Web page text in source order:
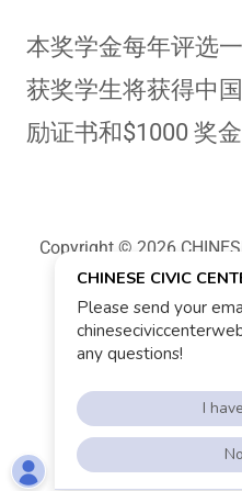
本奖学金每年评选
获奖学生将获得中
励证书和$1000 奖金
Copyright © 2026
Terms